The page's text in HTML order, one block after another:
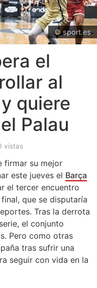
© sport.es
el
al
quiere
Palau
vistas
firmar su mejor
este jueves el Barça
el tercer encuentro
que se disputaría
Tras la derrota
el conjunto
Pero como otras
tras sufrir una
seguir con vida en la